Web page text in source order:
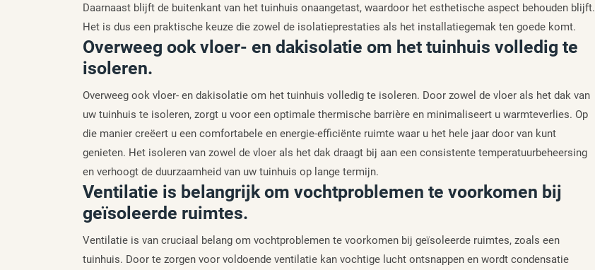
Daarnaast blijft de buitenkant van het tuinhuis onaangetast, waardoor het esthetische aspect behouden blijft.
Het is dus een praktische keuze die zowel de isolatieprestaties als het installatiegemak ten goede komt.
Overweeg ook vloer- en dakisolatie om het tuinhuis volledig te
isoleren.
Overweeg ook vloer- en dakisolatie om het tuinhuis volledig te isoleren. Door zowel de vloer als het dak van
uw tuinhuis te isoleren, zorgt u voor een optimale thermische barrière en minimaliseert u warmteverlies. Op
die manier creëert u een comfortabele en energie-efficiënte ruimte waar u het hele jaar door van kunt
genieten. Het isoleren van zowel de vloer als het dak draagt bij aan een consistente temperatuurbeheersing
en verhoogt de duurzaamheid van uw tuinhuis op lange termijn.
Ventilatie is belangrijk om vochtproblemen te voorkomen bij
geïsoleerde ruimtes.
Ventilatie is van cruciaal belang om vochtproblemen te voorkomen bij geïsoleerde ruimtes, zoals een
tuinhuis. Door te zorgen voor voldoende ventilatie kan vochtige lucht ontsnappen en wordt condensatie